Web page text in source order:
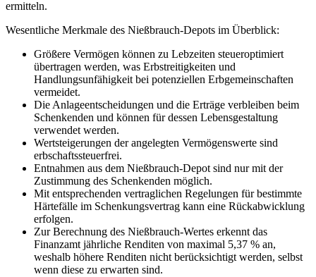
ermitteln.
Wesentliche Merkmale des Nießbrauch-Depots im Überblick:
Größere Vermögen können zu Lebzeiten steueroptimiert
übertragen werden, was Erbstreitigkeiten und
Handlungsunfähigkeit bei potenziellen Erbgemeinschaften
vermeidet.
Die Anlageentscheidungen und die Erträge verbleiben beim
Schenkenden und können für dessen Lebensgestaltung
verwendet werden.
Wertsteigerungen der angelegten Vermögenswerte sind
erbschaftssteuerfrei.
Entnahmen aus dem Nießbrauch-Depot sind nur mit der
Zustimmung des Schenkenden möglich.
Mit entsprechenden vertraglichen Regelungen für bestimmte
Härtefälle im Schenkungsvertrag kann eine Rückabwicklung
erfolgen.
Zur Berechnung des Nießbrauch-Wertes erkennt das
Finanzamt jährliche Renditen von maximal 5,37 % an,
weshalb höhere Renditen nicht berücksichtigt werden, selbst
wenn diese zu erwarten sind.